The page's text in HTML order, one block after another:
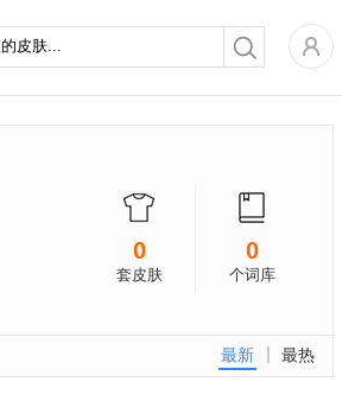
0
套皮肤
0
个词库
最热
最新